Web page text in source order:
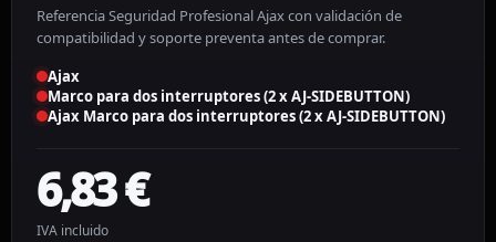
Referencia Seguridad Profesional Ajax con validación de
compatibilidad y soporte preventa antes de comprar.
Ajax
Marco para dos interruptores (2 x AJ-SIDEBUTTON)
Ajax Marco para dos interruptores (2 x AJ-SIDEBUTTON)
6,83€
IVA incluido